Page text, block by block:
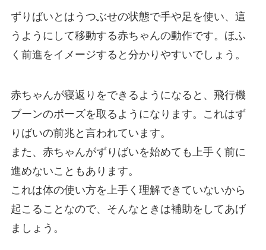
ずりばいとはうつぶせの状態で手や足を使い、這
うようにして移動する赤ちゃんの動作です。ほふ
く前進をイメージすると分かりやすいでしょう。
赤ちゃんが寝返りをできるようになると、飛行機
ブーンのポーズを取るようになります。これはず
りばいの前兆と言われています。
また、赤ちゃんがずりばいを始めても上手く前に
進めないこともあります。
これは体の使い方を上手く理解できていないから
起こることなので、そんなときは補助をしてあげ
ましょう。